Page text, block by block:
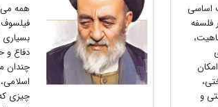
اساسی
فلسفه
و
همه
فیلسوف
بسیاری
دفاع و
چندان
چیزی